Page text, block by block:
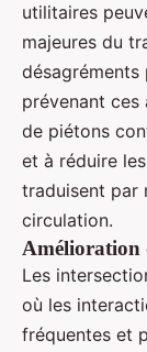
utilitaires
majeures du
désagréments
prévenant
de piétons
et à réduire les
traduisent par
circulation.
Amélioration
Les
où les
fréquentes et